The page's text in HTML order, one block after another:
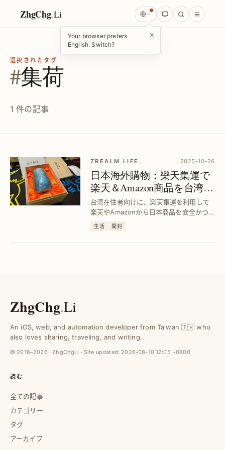
ZhgChg.Li
Your browser prefers
English. Switch?
×
選択されたタグ
#集荷
1 件の記事
ZREALM LIFE. 2025-10-26
日本海外購物：樂天集運で
楽天＆Amazon商品を台湾へ
スムーズ配送｜Horie鈦杯購
入ガイド
台湾在住者向けに、楽天集運を利用して
楽天やAmazonから日本商品を安全かつ
迅速に購入・配送する方法を解説。Horie
生活 開封
ZhgChg.Li
An iOS, web, and automation developer from Taiwan 🇹🇼 who
also loves sharing, traveling, and writing.
© 2018–2026 · ZhgChgLi · Site updated: 2026-08-10 12:05 +0800
読む
全ての記事
カテゴリー
タグ
アーカイブ